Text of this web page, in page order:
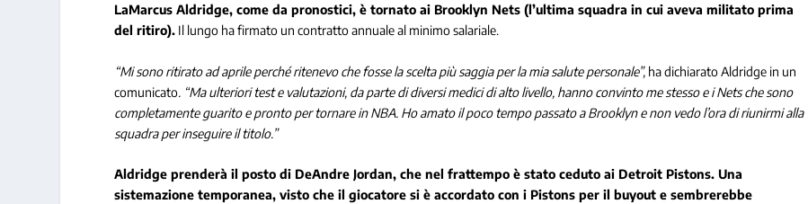
LaMarcus Aldridge, come da pronostici, è tornato ai Brooklyn Nets (l’ultima squadra in cui aveva militato prima
del ritiro). Il lungo ha firmato un contratto annuale al minimo salariale.
“Mi sono ritirato ad aprile perché ritenevo che fosse la scelta più saggia per la mia salute personale”, ha dichiarato Aldridge in un
comunicato. “Ma ulteriori test e valutazioni, da parte di diversi medici di alto livello, hanno convinto me stesso e i Nets che sono
completamente guarito e pronto per tornare in NBA. Ho amato il poco tempo passato a Brooklyn e non vedo l’ora di riunirmi alla
squadra per inseguire il titolo.”
Aldridge prenderà il posto di DeAndre Jordan, che nel frattempo è stato ceduto ai Detroit Pistons. Una
sistemazione temporanea, visto che il giocatore si è accordato con i Pistons per il buyout e sembrerebbe